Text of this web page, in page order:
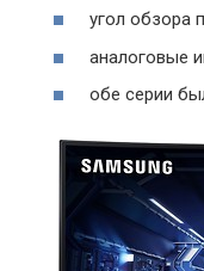
угол обзора
аналоговые
обе серии